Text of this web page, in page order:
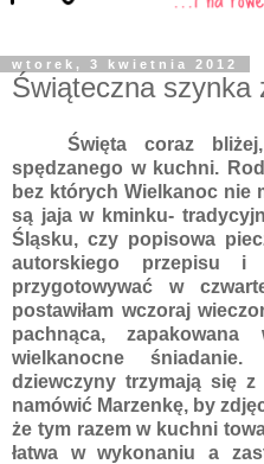
wtorek, 3 kwietnia 2012
Świąteczna szynka
Święta coraz
spędzanego w kuchni.
bez których Wielkanoc nie
są jaja w kminku-
Śląsku, czy popisowa
autorskiego przepisu
przygotowywać w
postawiłam wczoraj
pachnąca,
wielkanocne
dziewczyny trzymają się
namówić Marzenkę, by
że tym razem w kuchni
łatwa w wykonaniu a